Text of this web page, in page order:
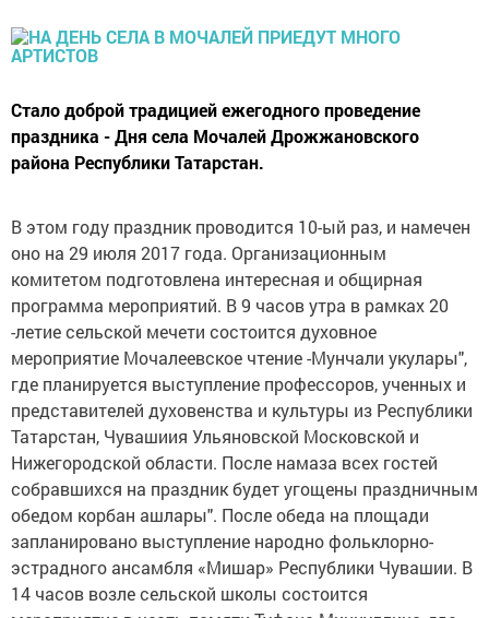
Стало доброй традицией ежегодного проведение
праздника - Дня села Мочалей Дрожжановского
района Республики Татарстан.
В этом году праздник проводится 10-ый раз, и намечен
оно на 29 июля 2017 года. Организационным
комитетом подготовлена интересная и общирная
программа мероприятий. В 9 часов утра в рамках 20
-летие сельской мечети состоится духовное
мероприятие Мочалеевское чтение -Мунчали укулары",
где планируется выступление профессоров, ученных и
представителей духовенства и культуры из Республики
Татарстан, Чувашиия Ульяновской Московской и
Нижегородской области. После намаза всех гостей
собравшихся на праздник будет угощены праздничным
обедом корбан ашлары". После обеда на площади
запланировано выступление народно фольклорно-
эстрадного ансамбля «Мишар» Республики Чувашии. В
14 часов возле сельской школы состоится